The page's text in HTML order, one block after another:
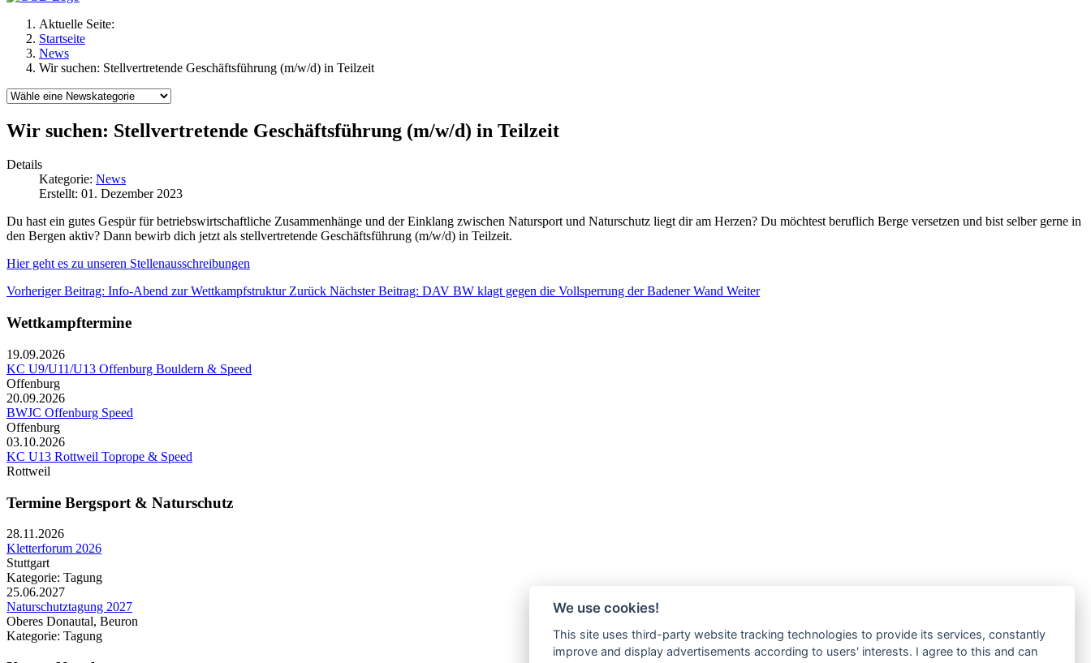
Aktuelle Seite:
Startseite
News
Wir suchen: Stellvertretende Geschäftsführung (m/w/d) in Teilzeit
Wir suchen: Stellvertretende Geschäftsführung (m/w/d) in Teilzeit
Details
Kategorie: News
Erstellt: 01. Dezember 2023
Du hast ein gutes Gespür für betriebswirtschaftliche Zusammenhänge und der Einklang zwischen Natursport und Naturschutz liegt dir am Herzen? Du möchtest beruflich Berge versetzen und bist selber gerne in
den Bergen aktiv? Dann bewirb dich jetzt als stellvertretende Geschäftsführung (m/w/d) in Teilzeit.
Hier geht es zu unseren Stellenausschreibungen
Vorheriger Beitrag: Info-Abend zur WettkampfstrukturZurück Nächster Beitrag: DAV BW klagt gegen die Vollsperrung der Badener Wand Weiter
Wettkampftermine
19.09.2026
KC U9/U11/U13 Offenburg Bouldern & Speed
Offenburg
20.09.2026
BWJC Offenburg Speed
Offenburg
03.10.2026
KC U13 Rottweil Toprope & Speed
Rottweil
Termine Bergsport & Naturschutz
28.11.2026
Kletterforum 2026
Stuttgart
Kategorie: Tagung
25.06.2027
Naturschutztagung 2027
Oberes Donautal, Beuron
Kategorie: Tagung
We use cookies!
This site uses third-party website tracking technologies to provide its services, constantly
improve and display advertisements according to users' interests. I agree to this and can